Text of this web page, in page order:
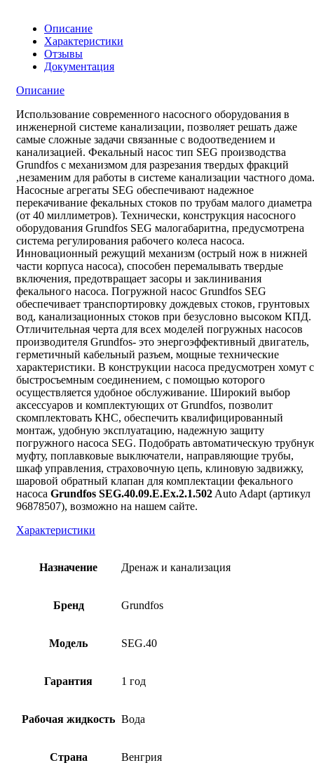
Описание
Характеристики
Отзывы
Документация
Описание
Использование современного насосного оборудования в
инженерной системе канализации, позволяет решать даже
самые сложные задачи связанные с водоотведением и
канализацией. Фекальный насос тип SEG производства
Grundfos с механизмом для разрезания твердых фракций
,незаменим для работы в системе канализации частного дома.
Насосные агрегаты SEG обеспечивают надежное
перекачивание фекальных стоков по трубам малого диаметра
(от 40 миллиметров). Технически, конструкция насосного
оборудования Grundfos SEG малогабаритна, предусмотрена
система регулирования рабочего колеса насоса.
Инновационный режущий механизм (острый нож в нижней
части корпуса насоса), способен перемалывать твердые
включения, предотвращает засоры и заклинивания
фекального насоса. Погружной насос Grundfos SEG
обеспечивает транспортировку дождевых стоков, грунтовых
вод, канализационных стоков при безусловно высоком КПД.
Отличительная черта для всех моделей погружных насосов
производителя Grundfos- это энергоэффективный двигатель,
герметичный кабельный разъем, мощные технические
характеристики. В конструкции насоса предусмотрен хомут с
быстросъемным соединением, с помощью которого
осуществляется удобное обслуживание. Широкий выбор
аксессуаров и комплектующих от Grundfos, позволит
скомплектовать КНС, обеспечить квалифицированный
монтаж, удобную эксплуатацию, надежную защиту
погружного насоса SEG. Подобрать автоматическую
муфту, поплавковые выключатели, направляющие трубы,
шкаф управления, страховочную цепь, клиновую задвижку,
шаровой обратный клапан для комплектации фекального
насоса Grundfos SEG.40.09.E.Ex.2.1.502 Auto Adapt (артикул
96878507), возможно на нашем сайте.
Характеристики
Назначение Дренаж и канализация
Бренд Grundfos
Модель SEG.40
Гарантия 1 год
Рабочая жидкость Вода
Страна Венгрия